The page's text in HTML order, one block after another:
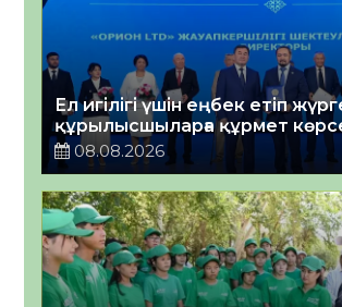
Ел игілігі үшін еңбек етіп
құрылысшыларға құрмет
08.08.2026